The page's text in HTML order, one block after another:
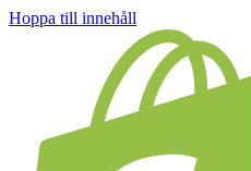
Hoppa till innehåll